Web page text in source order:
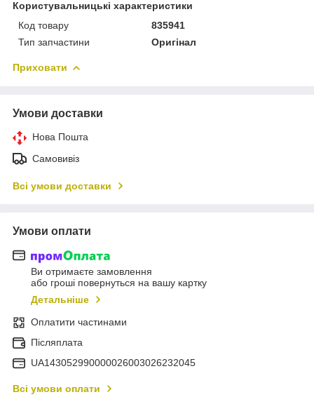
Користувальницькі характеристики
Код товару
835941
Тип запчастини
Оригінал
Приховати
Умови доставки
Нова Пошта
Самовивіз
Всі умови доставки
Умови оплати
Ви отримаєте замовлення
або гроші повернуться на вашу картку
Детальніше
Оплатити частинами
Післяплата
UA143052990000026003026232045
Всі умови оплати